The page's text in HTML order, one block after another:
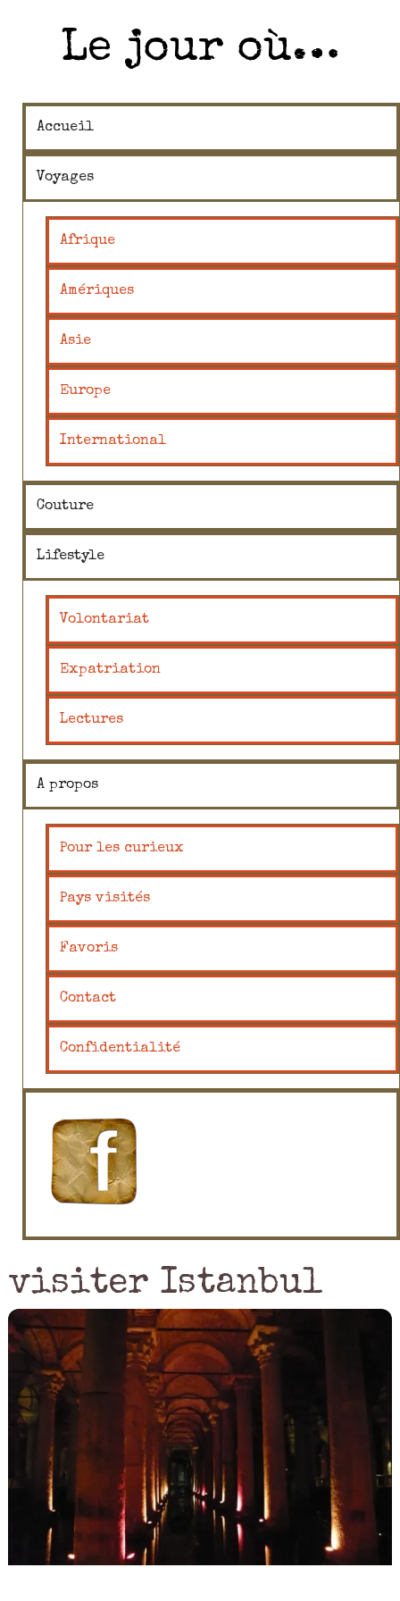
Le jour où…
Accueil
Voyages
Afrique
Amériques
Asie
Europe
International
Couture
Lifestyle
Volontariat
Expatriation
Lectures
A propos
Pour les curieux
Pays visités
Favoris
Contact
Confidentialité
visiter Istanbul